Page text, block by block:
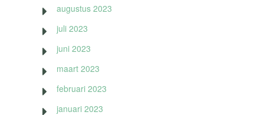
augustus 2023
juli 2023
juni 2023
maart 2023
februari 2023
januari 2023